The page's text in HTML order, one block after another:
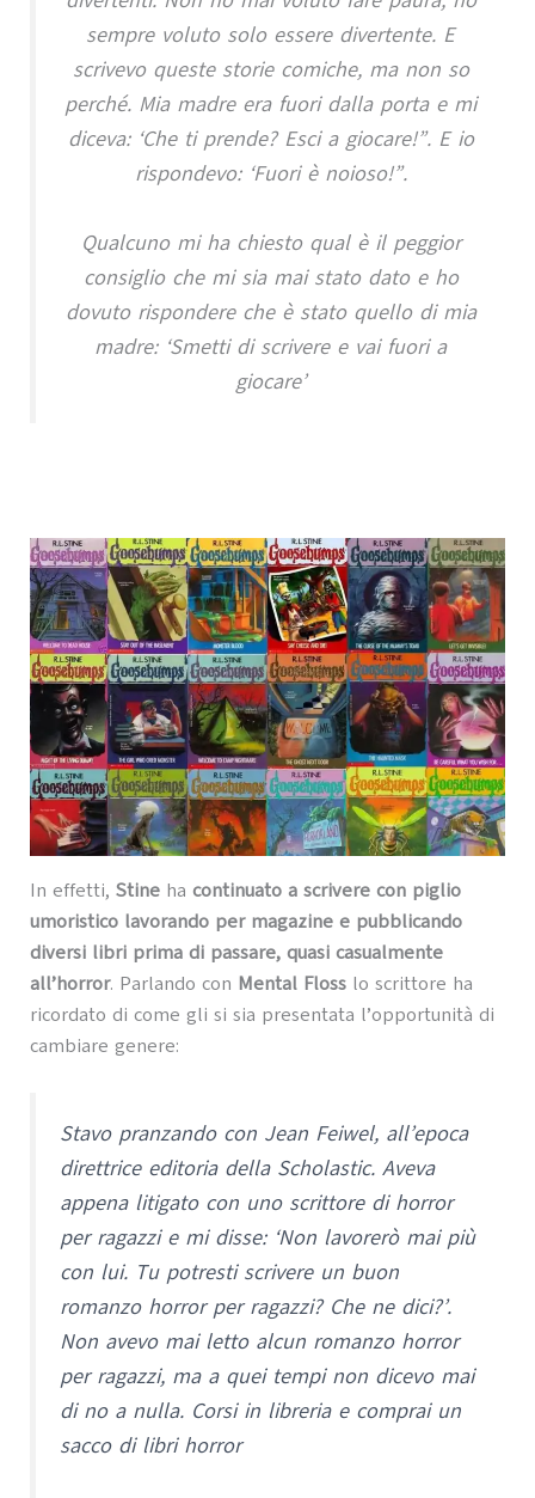
sempre voluto solo essere divertente. E
scrivevo queste storie comiche, ma non so
perché. Mia madre era fuori dalla porta e mi
diceva: ‘Che ti prende? Esci a giocare!”. E io
rispondevo: ‘Fuori è noioso!”.
Qualcuno mi ha chiesto qual è il peggior
consiglio che mi sia mai stato dato e ho
dovuto rispondere che è stato quello di mia
madre: ‘Smetti di scrivere e vai fuori a
giocare’
In effetti, Stineha continuato a scrivere con piglio
umoristico lavorando per magazine e pubblicando
diversi libri prima di passare, quasi casualmente
all’horror. Parlando con Mental Flosslo scrittore ha
ricordato di come gli si sia presentata l’opportunità di
cambiare genere:
Stavo pranzando con Jean Feiwel, all’epoca
direttrice editoria della Scholastic. Aveva
appena litigato con uno scrittore di horror
per ragazzi e mi disse: ‘Non lavorerò mai più
con lui. Tu potresti scrivere un buon
romanzo horror per ragazzi? Che ne dici?’.
Non avevo mai letto alcun romanzo horror
per ragazzi, ma a quei tempi non dicevo mai
di no a nulla. Corsi in libreria e comprai un
sacco di libri horror